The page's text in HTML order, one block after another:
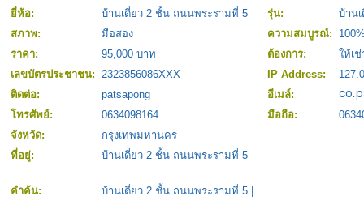
ยี่ห้อ: บ้านเดี่ยว 2 ชั้น ถนนพระรามที่ 5 รุ่น:
บ้าน
สภาพ:
มือสอง ความสมบูรณ์:
ราคา:
95,000 บาท ต้องการ:
ให้เช่
เลขบัตรประชาชน: 2323856086XXX IP Address:
ติดต่อ:
patsapong
อีเมล์:
โทรศัพย์:
0634098164 มือถือ:
จังหวัด:
กรุงเทพมหานคร
ที่อยู่:
บ้านเดี่ยว 2 ชั้น ถนนพระรามที่ 5
คำค้น: บ้านเดี่ยว 2 ชั้น ถนนพระรามที่ 5